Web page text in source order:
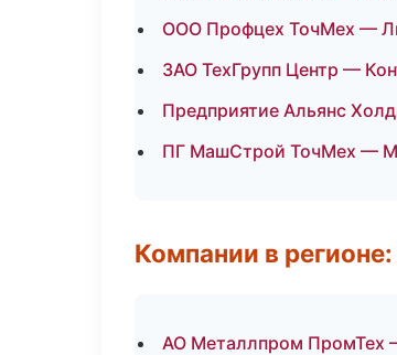
ООО Профцех ТочМех —
ЗАО ТехГрупп Центр —
Предприятие Альянс
ПГ МашСтрой ТочМех —
Компании в
АО Металлпром ПромТех